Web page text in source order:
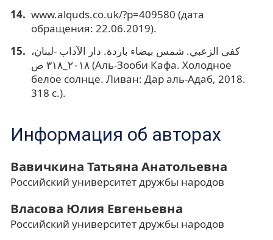
www.alquds.co.uk/?p=409580 (дата
обращения: 22.06.2019).
كفى الزعبي. شمس بيضاء باردة. دار الآداب -لبنان،
٢٠١٨_٣١٨ ص (Аль-Зооби Кафа. Холодное
белое солнце. Ливан: Дар аль-Адаб, 2018.
318 с.).
Информация об авторах
Вавичкина Татьяна Анатольевна
Российский университет дружбы народов
Власова Юлия Евгеньевна
Российский университет дружбы народов